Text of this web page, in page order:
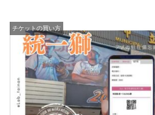
チケットの買い方